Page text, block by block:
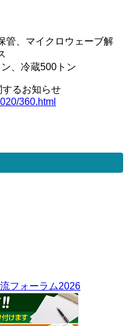
管、マイクロウェーブ解
、冷蔵500トン
るお知らせ
360.html